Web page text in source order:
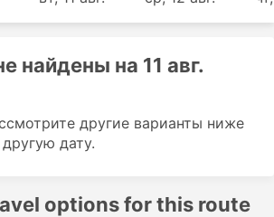
найдены на 11 авг.
другие варианты ниже
дату.
options for this route